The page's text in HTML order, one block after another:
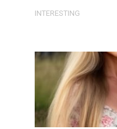
INTERESTING